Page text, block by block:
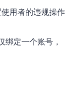
用者的违规操作
绑定一个账号，